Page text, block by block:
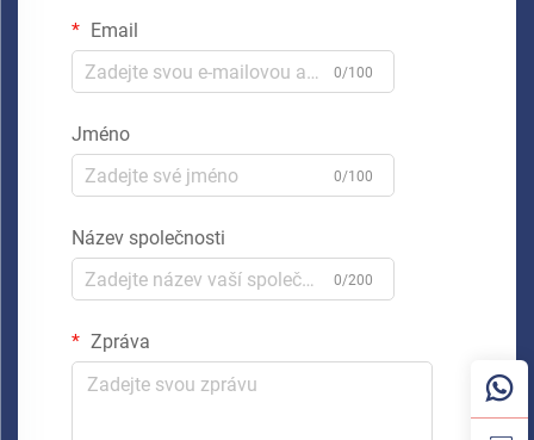
Email
0/100
Jméno
0/100
Název společnosti
0/200
Zpráva